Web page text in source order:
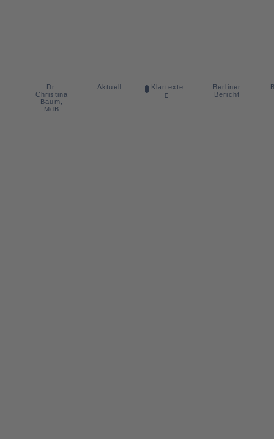
Dr.
Christina
Baum,
MdB
Aktuell Klartexte
Berliner
Bericht